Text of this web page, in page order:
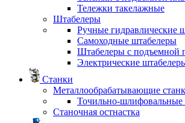
Тележки такелажные
Штабелеры
Ручные гидравлические
Самоходные штабелеры
Штабелеры с подъемной
Электрические
Станки
Металлообрабатывающие
Точильно-шлифовальные
Станочная остнастка